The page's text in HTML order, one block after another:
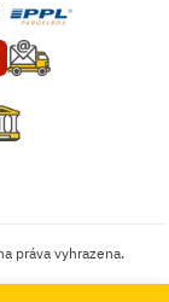
práva vyhrazena.